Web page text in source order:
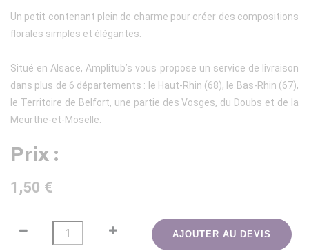
Un petit contenant plein de charme pour créer des compositions
florales simples et élégantes.
Situé en Alsace, Amplitub’s vous propose un service de livraison
dans plus de 6 départements : le Haut-Rhin (68), le Bas-Rhin (67),
le Territoire de Belfort, une partie des Vosges, du Doubs et de la
Meurthe-et-Moselle.
Prix :
1,50 €
AJOUTER AU DEVIS